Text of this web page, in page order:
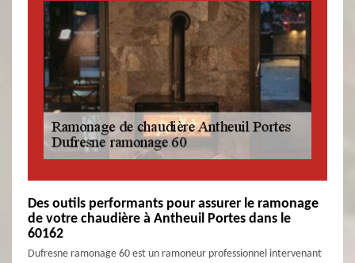
Des outils performants pour assurer le ramonage
de votre chaudière à Antheuil Portes dans le
60162
Dufresne ramonage 60 est un ramoneur professionnel intervenant